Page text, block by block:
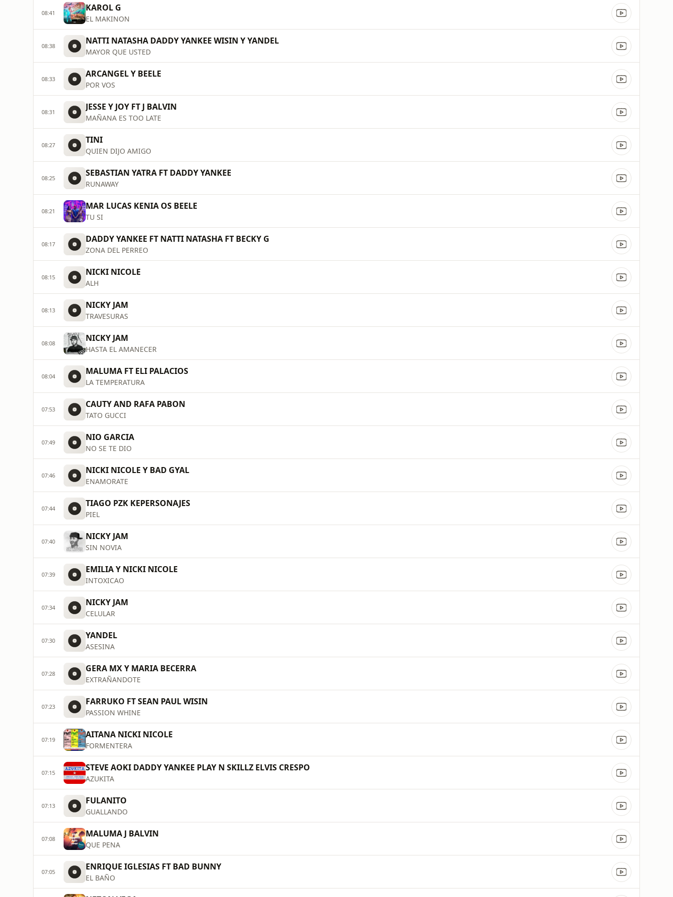
08:41 KAROL G
EL MAKINON
08:38 NATTI NATASHA DADDY YANKEE WISIN Y YANDEL
MAYOR QUE USTED
08:33 ARCANGEL Y BEELE
POR VOS
08:31 JESSE Y JOY FT J BALVIN
MAÑANA ES TOO LATE
08:27 TINI
QUIEN DIJO AMIGO
08:25 SEBASTIAN YATRA FT DADDY YANKEE
RUNAWAY
08:21 MAR LUCAS KENIA OS BEELE
TU SI
08:17 DADDY YANKEE FT NATTI NATASHA FT BECKY G
ZONA DEL PERREO
08:15 NICKI NICOLE
ALH
08:13 NICKY JAM
TRAVESURAS
08:08 NICKY JAM
HASTA EL AMANECER
08:04 MALUMA FT ELI PALACIOS
LA TEMPERATURA
07:53 CAUTY AND RAFA PABON
TATO GUCCI
07:49 NIO GARCIA
NO SE TE DIO
07:46 NICKI NICOLE Y BAD GYAL
ENAMORATE
07:44 TIAGO PZK KEPERSONAJES
PIEL
07:40 NICKY JAM
SIN NOVIA
07:39 EMILIA Y NICKI NICOLE
INTOXICAO
07:34 NICKY JAM
CELULAR
07:30 YANDEL
ASESINA
07:28 GERA MX Y MARIA BECERRA
EXTRAÑANDOTE
07:23 FARRUKO FT SEAN PAUL WISIN
PASSION WHINE
07:19 AITANA NICKI NICOLE
FORMENTERA
07:15 STEVE AOKI DADDY YANKEE PLAY N SKILLZ ELVIS CRESPO
AZUKITA
07:13 FULANITO
GUALLANDO
07:08 MALUMA J BALVIN
QUE PENA
07:05 ENRIQUE IGLESIAS FT BAD BUNNY
EL BAÑO